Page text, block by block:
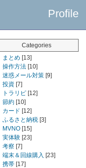
Profile
Categories
まとめ [13]
操作方法 [10]
迷惑メール対策 [9]
投資 [7]
トラリピ [12]
節約 [10]
カード [12]
ふるさと納税 [3]
MVNO [15]
実体験 [23]
考察 [7]
端末＆回線購入 [23]
携帯 [17]